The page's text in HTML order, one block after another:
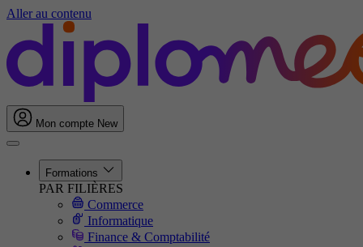
Aller au contenu
Mon compte New
Formations
PAR FILIÈRES
Commerce
Informatique
Finance & Comptabilité